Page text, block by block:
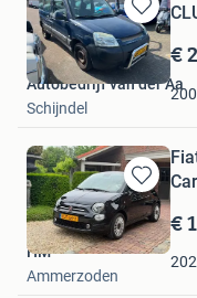
Bewaren
in
Mijn
Favorieten
€
Autobedrijf van der Aa
Schijndel
Bewaren
in
Mijn
Favorieten
Fiat 500
€
HM
Ammerzoden